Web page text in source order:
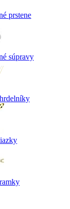
prstene
súpravy